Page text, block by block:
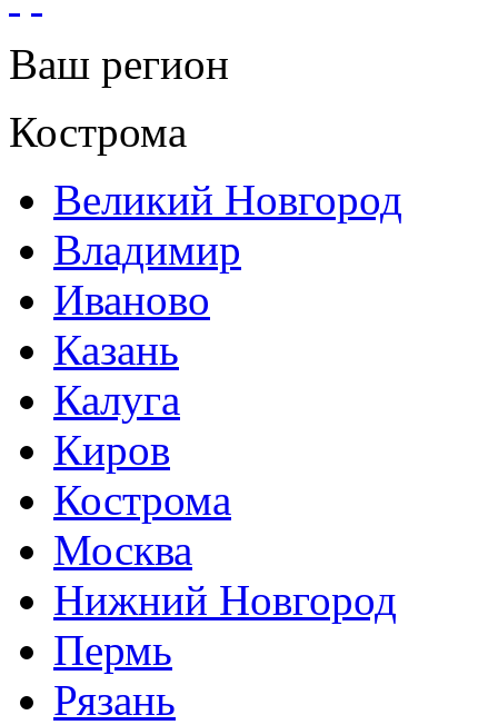
Ваш регион
Кострома
Великий Новгород
Владимир
Иваново
Казань
Калуга
Киров
Кострома
Москва
Нижний Новгород
Пермь
Рязань